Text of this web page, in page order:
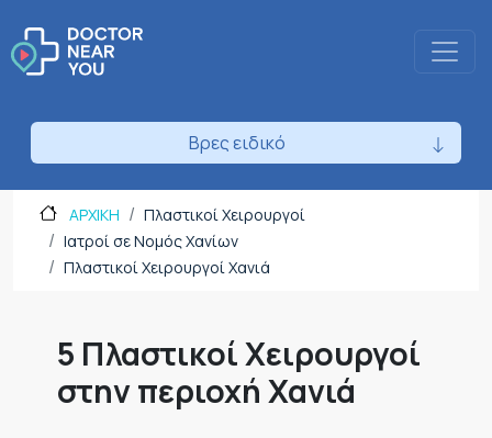
Βρες ειδικό
ΑΡΧΙΚΗ
Πλαστικοί Χειρουργοί
Ιατροί σε Νομός Χανίων
Πλαστικοί Χειρουργοί Χανιά
5 Πλαστικοί Χειρουργοί
στην περιοχή Χανιά